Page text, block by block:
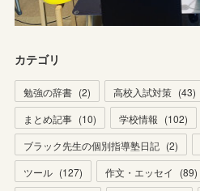
カテゴリ
勉強の辞書 (2) 高校入試対策 (43)
まとめ記事 (10) 学校情報 (102)
ブラック先生の個別指導塾日記 (2)
ツール (127) 作文・エッセイ (89)